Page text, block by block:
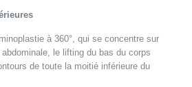
à 360°, qui se concentre sur
le lifting du bas du corps
de toute la moitié inférieure du